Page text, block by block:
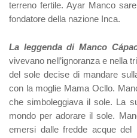
terreno fertile. Ayar Manco
fondatore della nazione Inca.
La leggenda di Manco
vivevano nell’ignoranza e nella
del sole decise di mandare
con la moglie Mama Ocllo.
che simboleggiava il sole. La
mondo per adorare il sole.
emersi dalle fredde acque del